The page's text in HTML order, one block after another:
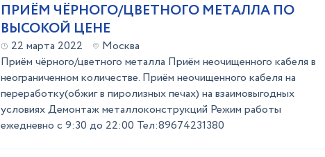
ПРИЁМ ЧЁРНОГО/ЦВЕТНОГО МЕТАЛЛА ПО
ВЫСОКОЙ ЦЕНЕ
22 марта 2022
Москва
Приём чёрного/цветного металла Приём неочищенного кабеля в
неограниченном количестве. Приём неочищенного кабеля на
переработку(обжиг в пиролизных печах) на взаимовыгодных
условиях Демонтаж металлоконструкций Режим работы
ежедневно с 9:30 до 22:00 Тел:89674231380